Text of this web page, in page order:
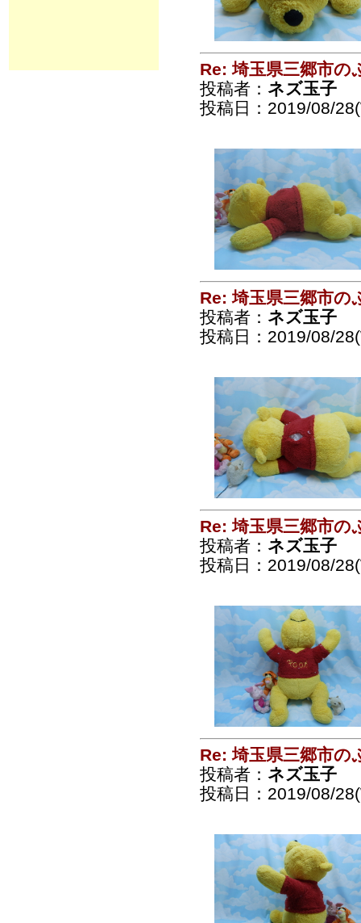
Re: 埼玉県三郷市の
投稿者： ネズ玉子
投稿日：2019/08/
Re: 埼玉県三郷市の
投稿者： ネズ玉子
投稿日：2019/08/
Re: 埼玉県三郷市の
投稿者： ネズ玉子
投稿日：2019/08/
Re: 埼玉県三郷市の
投稿者： ネズ玉子
投稿日：2019/08/